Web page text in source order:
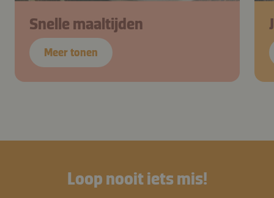
Snelle maaltijden
Meer tonen
Loop nooit iets mis!